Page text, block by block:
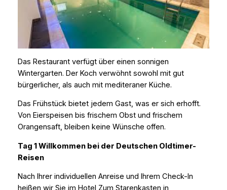
Das Restaurant verfügt über einen sonnigen
Wintergarten. Der Koch verwöhnt sowohl mit gut
bürgerlicher, als auch mit mediteraner Küche.
Das Frühstück bietet jedem Gast, was er sich erhofft.
Von Eierspeisen bis frischem Obst und frischem
Orangensaft, bleiben keine Wünsche offen.
Tag 1 Willkommen bei der Deutschen Oldtimer-
Reisen
Nach Ihrer individuellen Anreise und Ihrem Check-In